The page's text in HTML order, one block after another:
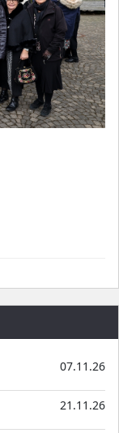
07.11.26
21.11.26